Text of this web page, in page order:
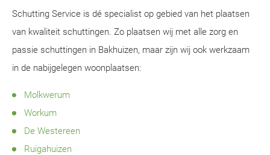
Schutting Service is dé specialist op gebied van het plaatsen
van kwaliteit schuttingen. Zo plaatsen wij met alle zorg en
passie schuttingen in Bakhuizen, maar zijn wij ook werkzaam
in de nabijgelegen woonplaatsen:
Molkwerum
Workum
De Westereen
Ruigahuizen